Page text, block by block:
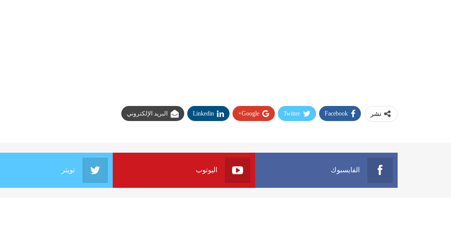
نشر Facebook
Twitter
Google+
Linkedin البريد الإلكتروني
الفايسبوك اليوتوب تويتر